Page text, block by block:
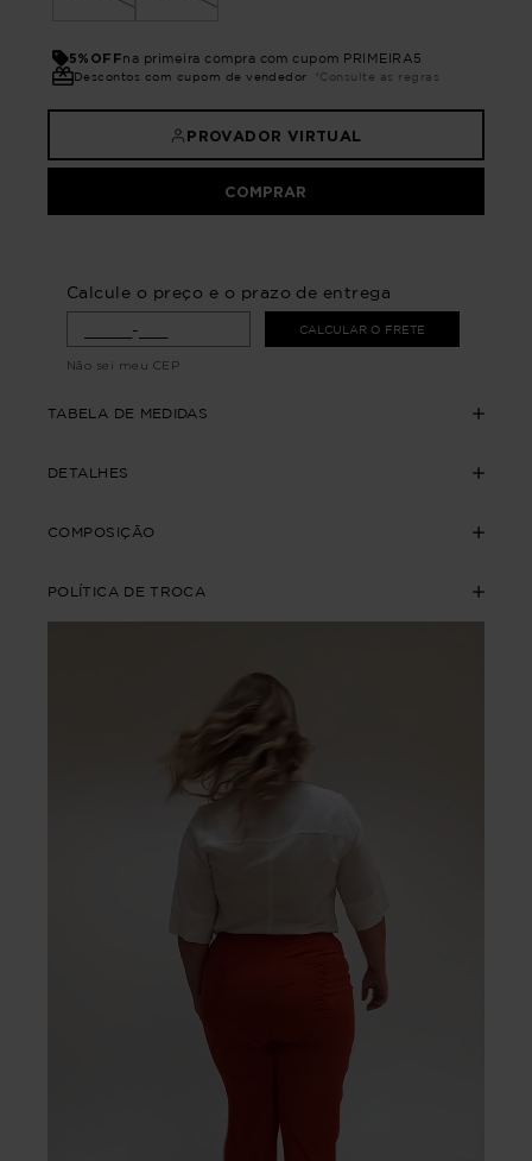
5%OFFna primeira compra com cupom PRIMEIRA5
Descontos com cupom de vendedor *Consulte as regras
PROVADOR VIRTUAL
COMPRAR
Calcule o preço e o prazo de entrega
CALCULAR O FRETE
Não sei meu CEP
TABELA DE MEDIDAS
DETALHES
COMPOSIÇÃO
POLÍTICA DE TROCA